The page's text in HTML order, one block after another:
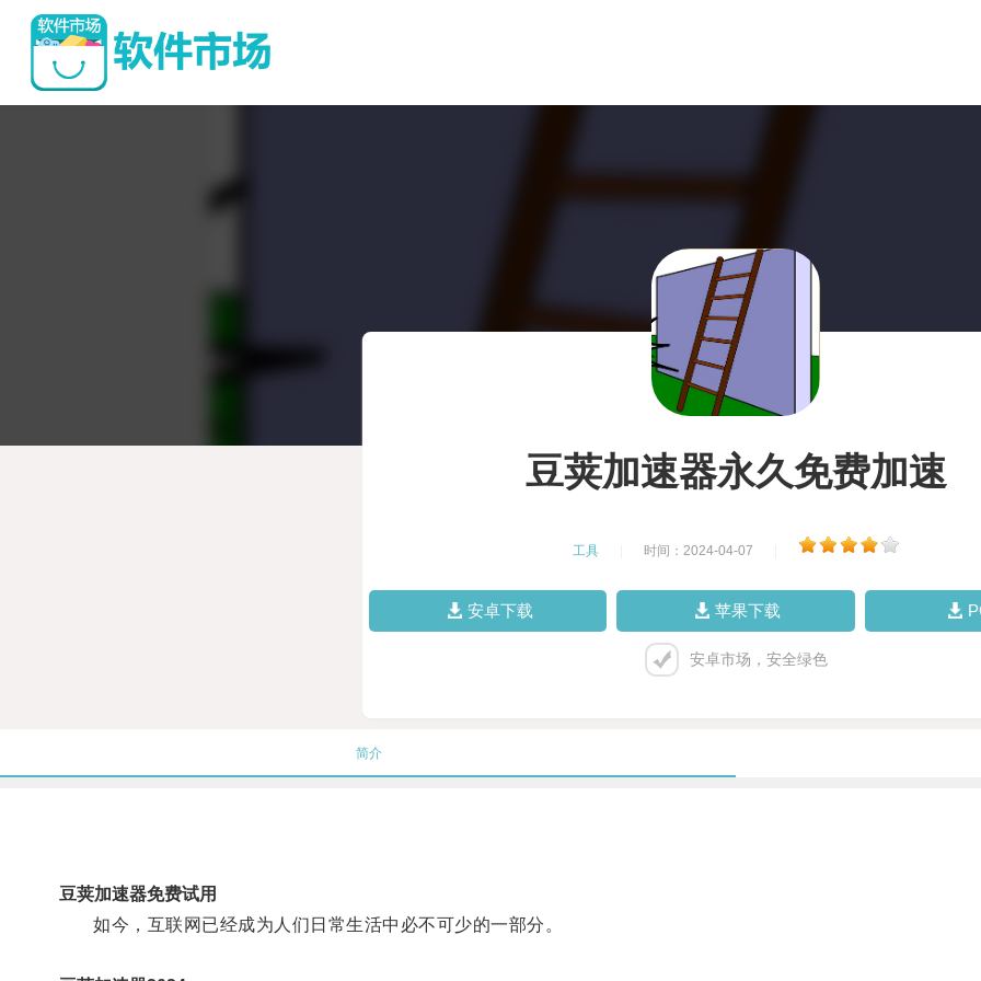
豆荚加速器永久免费加速
工具 时间：2024-04-07
安卓下载 苹果下载
安卓市场，安全绿色
简介
豆荚加速器免费试用
如今，互联网已经成为人们日常生活中必不可少的一部分。